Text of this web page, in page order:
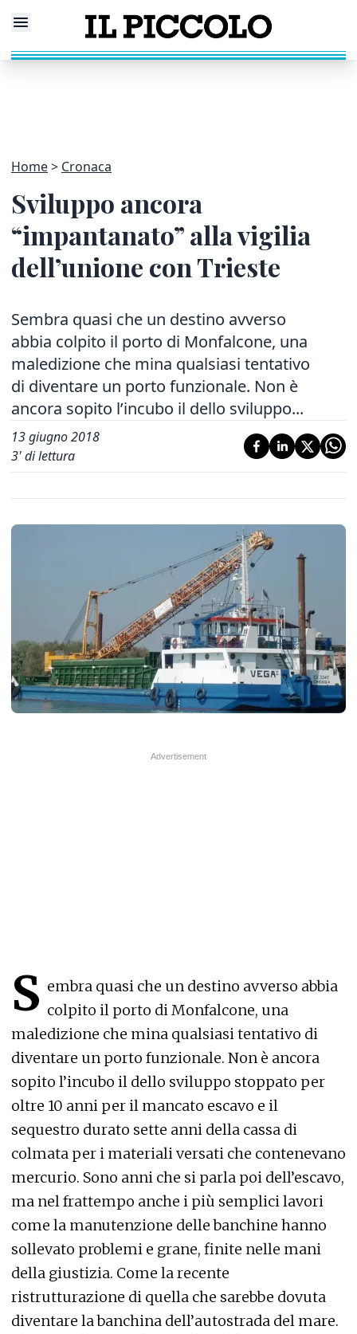
Home Cronaca
Sviluppo ancora
“impantanato” alla vigilia
dell’unione con Trieste
Sembra quasi che un destino avverso
abbia colpito il porto di Monfalcone, una
maledizione che mina qualsiasi tentativo
di diventare un porto funzionale. Non è
ancora sopito l’incubo il dello sviluppo...
13 giugno 2018
3' di lettura
S embra quasi che un destino avverso abbia
colpito il porto di Monfalcone, una
maledizione che mina qualsiasi tentativo di
diventare un porto funzionale. Non è ancora
sopito l’incubo il dello sviluppo stoppato per
oltre 10 anni per il mancato escavo e il
sequestro durato sette anni della cassa di
colmata per i materiali versati che contenevano
mercurio. Sono anni che si parla poi dell’escavo,
ma nel frattempo anche i più semplici lavori
come la manutenzione delle banchine hanno
sollevato problemi e grane, finite nelle mani
della giustizia. Come la recente
ristrutturazione di quella che sarebbe dovuta
diventare la banchina dell’autostrada del mare.